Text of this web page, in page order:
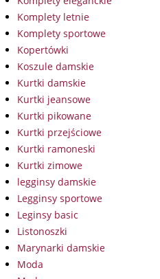
Komplety letnie
Komplety sportowe
Kopertówki
Koszule damskie
Kurtki damskie
Kurtki jeansowe
Kurtki pikowane
Kurtki przejściowe
Kurtki ramoneski
Kurtki zimowe
legginsy damskie
Legginsy sportowe
Leginsy basic
Listonoszki
Marynarki damskie
Moda